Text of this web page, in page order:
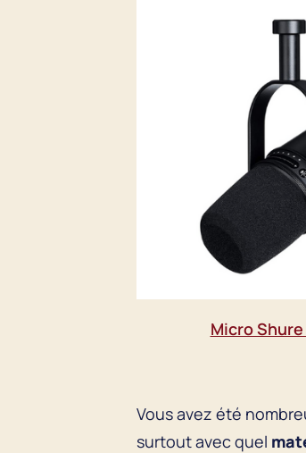
Micro Shure
Vous avez été
surtout avec quel